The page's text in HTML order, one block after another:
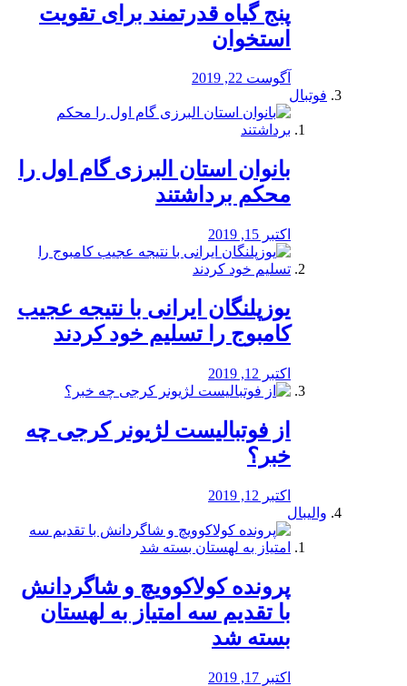
پنج گیاه قدرتمند برای تقویت
استخوان
آگوست 22, 2019
فوتبال
بانوان استان البرزی گام اول را
محكم برداشتند
اکتبر 15, 2019
یوزپلنگان ایرانی با نتیجه عجیب
کامبوج را تسلیم خود کردند
اکتبر 12, 2019
از فوتبالیست لژیونر کرجی چه
خبر؟
اکتبر 12, 2019
والیبال
پرونده کولاکوویچ و شاگردانش
با تقدیم سه امتیاز به لهستان
بسته شد
اکتبر 17, 2019